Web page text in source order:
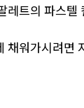
레트의 파스
채워가시려면